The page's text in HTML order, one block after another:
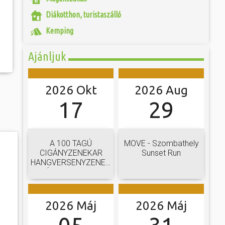
Témapark a
bemutató-
I. századi római
eredeti források
a
A találkozó
a lépést a
Diákotthon, turistaszálló
Kemping
Ajánljuk
2026 Okt
17
A 100 TAGÚ
CIGÁNYZENEKAR
HANGVERSENYZENEKARI
2026 Aug
29
MOVE - Szombathely
Sunset Run
2026 Máj 2026 Máj